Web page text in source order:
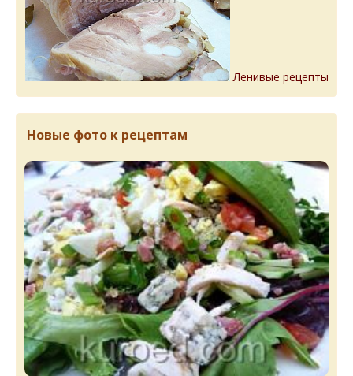
Ленивые рецепты
Новые фото к рецептам